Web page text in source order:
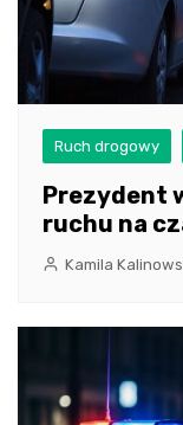
Ruch drogowy
Prezydent
ruchu na
Kamila